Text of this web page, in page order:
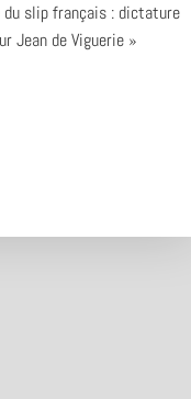
du slip français : dictature
Jean de Viguerie »